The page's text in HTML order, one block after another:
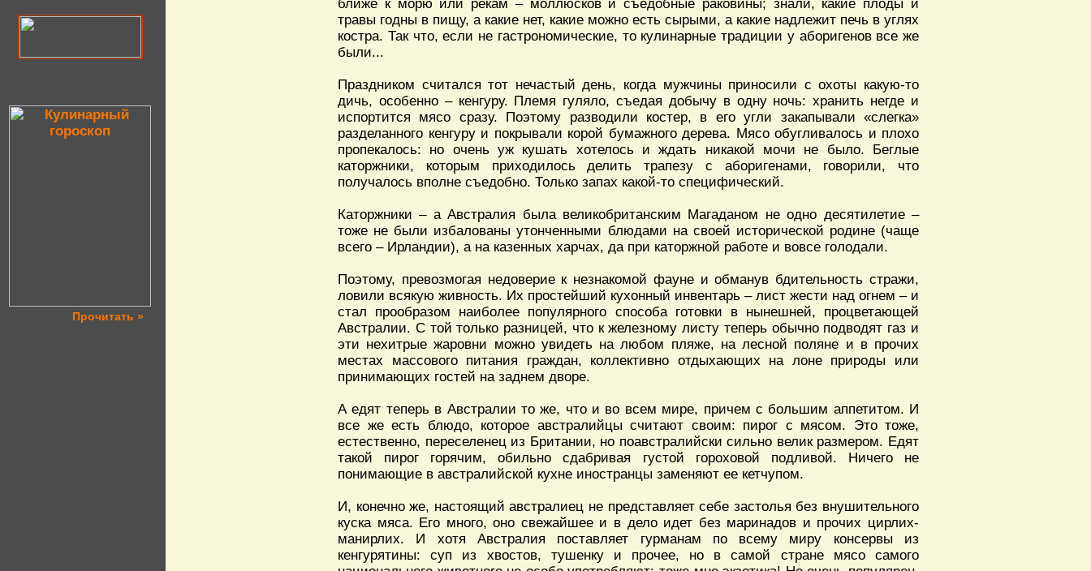
Прочитать »
ближе к морю или рекам – моллюсков и съедобные раковины; знали, какие плоды и
травы годны в пищу, а какие нет, какие можно есть сырыми, а какие надлежит печь в углях
костра. Так что, если не гастрономические, то кулинарные традиции у аборигенов все же
были...
Праздником считался тот нечастый день, когда мужчины приносили с охоты какую-то
дичь, особенно – кенгуру. Племя гуляло, съедая добычу в одну ночь: хранить негде и
испортится мясо сразу. Поэтому разводили костер, в его угли закапывали «слегка»
разделанного кенгуру и покрывали корой бумажного дерева. Мясо обугливалось и плохо
пропекалось: но очень уж кушать хотелось и ждать никакой мочи не было. Беглые
каторжники, которым приходилось делить трапезу с аборигенами, говорили, что
получалось вполне съедобно. Только запах какой-то специфический.
Каторжники – а Австралия была великобританским Магаданом не одно десятилетие –
тоже не были избалованы утонченными блюдами на своей исторической родине (чаще
всего – Ирландии), а на казенных харчах, да при каторжной работе и вовсе голодали.
Поэтому, превозмогая недоверие к незнакомой фауне и обманув бдительность стражи,
ловили всякую живность. Их простейший кухонный инвентарь – лист жести над огнем – и
стал прообразом наиболее популярного способа готовки в нынешней, процветающей
Австралии. С той только разницей, что к железному листу теперь обычно подводят газ и
эти нехитрые жаровни можно увидеть на любом пляже, на лесной поляне и в прочих
местах массового питания граждан, коллективно отдыхающих на лоне природы или
принимающих гостей на заднем дворе.
А едят теперь в Австралии то же, что и во всем мире, причем с большим аппетитом. И
все же есть блюдо, которое австралийцы считают своим: пирог с мясом. Это тоже,
естественно, переселенец из Британии, но поавстралийски сильно велик размером. Едят
такой пирог горячим, обильно сдабривая густой гороховой подливой. Ничего не
понимающие в австралийской кухне иностранцы заменяют ее кетчупом.
И, конечно же, настоящий австралиец не представляет себе застолья без внушительного
куска мяса. Его много, оно свежайшее и в дело идет без маринадов и прочих цирлих-
манирлих. И хотя Австралия поставляет гурманам по всему миру консервы из
кенгурятины: суп из хвостов, тушенку и прочее, но в самой стране мясо самого